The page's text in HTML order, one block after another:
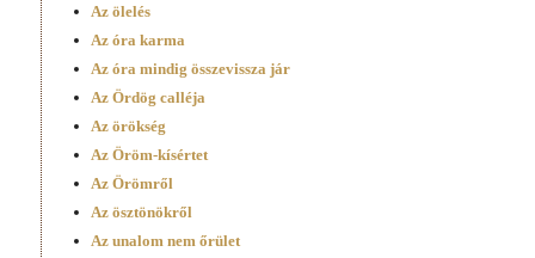
Az ölelés
Az óra karma
Az óra mindig összevissza jár
Az Ördög calléja
Az örökség
Az Öröm-kísértet
Az Örömről
Az ösztönökről
Az unalom nem őrület